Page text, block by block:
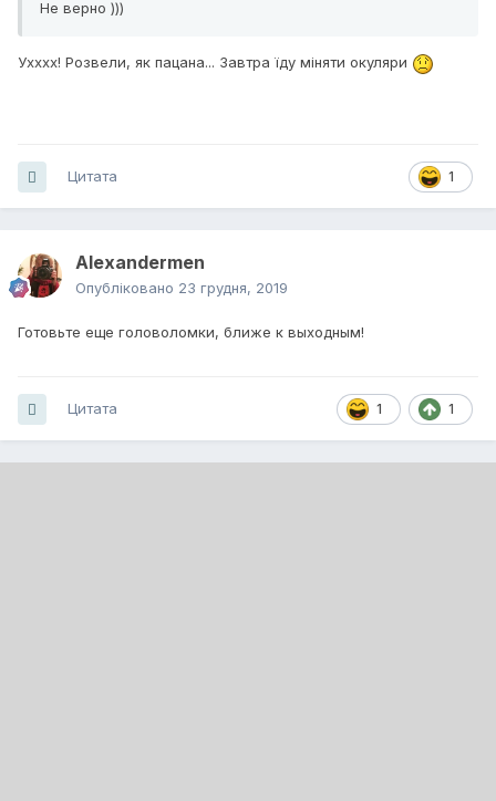
Не верно )))
Ухххх! Розвели, як пацана... Завтра їду міняти окуляри
1
Цитата
Alexandermen
Опубліковано 23 грудня, 2019
Готовьте еще головоломки, ближе к выходным!
1 1
Цитата